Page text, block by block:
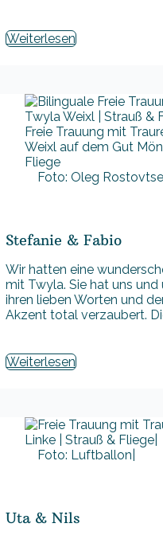
Weiterlesen
Foto: Oleg
Stefanie & Fabio
Wir hatten eine
mit Twyla. Sie hat uns und
ihren lieben Worten und
Akzent total verzaubert.
Weiterlesen
Foto: Luftballon|
Uta & Nils